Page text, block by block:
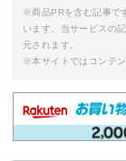
※商品PRを含む記事で
います。当サービスの
元されます。
※本サイトではコンテ